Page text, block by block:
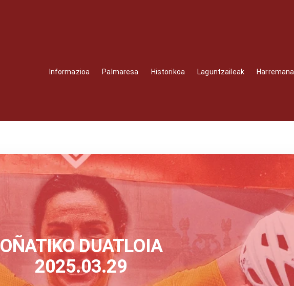
Informazioa Palmaresa Historikoa Laguntzaileak Harremana
OÑATIKO DUATLOIA
2025.03.29